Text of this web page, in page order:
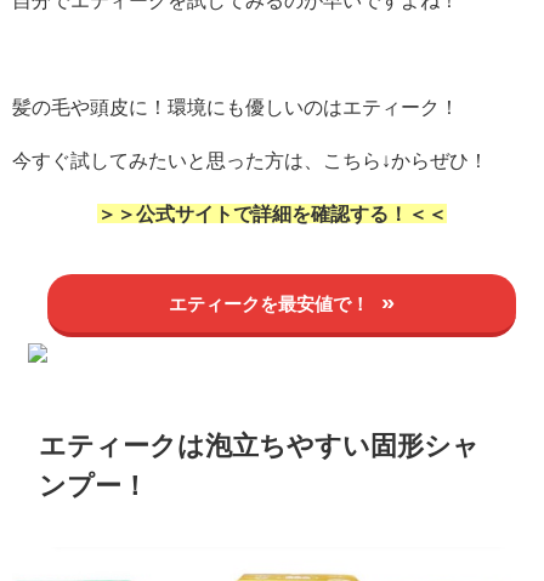
髪の毛や頭皮に！環境にも優しいのはエティーク！
今すぐ試してみたいと思った方は、こちら↓からぜひ！
＞＞公式サイトで詳細を確認する！＜＜
エティークを最安値で！
エティークは泡立ちやすい固形シャ
ンプー！